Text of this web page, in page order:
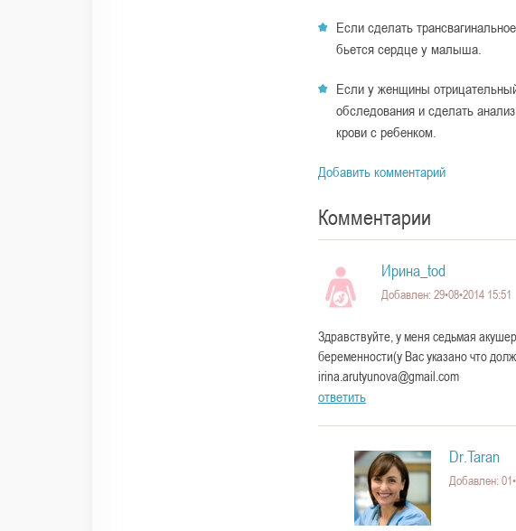
Если сделать
бьется сердце у малыша.
Если у женщины
обследования и сделать
крови с ребенком.
Добавить комментарий
Комментарии
Ирина_tod
Добавлен: 29•08•2014 15:51
Здравствуйте, у меня седьмая
беременности(у Вас указано что
irina.arutyunova@gmail.com
ответить
Dr.Taran
Добавлен: